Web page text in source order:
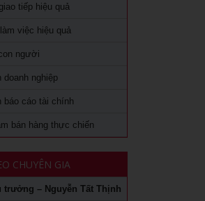
tay biết người
người
Trải Nghiệm Khách Hàng
bán hàng – Cách mạng hoá ngành bán
bán hàng chuyên nghiệp từ A – Z
viên nội bộ tại TPHCM
Sản Xuất Tại TPHCM
Chuyên Sâu Tại TPHCM
cho doanh nhân tại TPHCM
Toàn Diện tại TPHCM
Đốc Điều Hành tại TPHCM
tiếp hiệu quả
việc hiệu quả
người
doanh nghiệp
báo cáo tài chính
bán hàng thực chiến
CHUYÊN GIA
trưởng – Nguyễn Tất Thịnh